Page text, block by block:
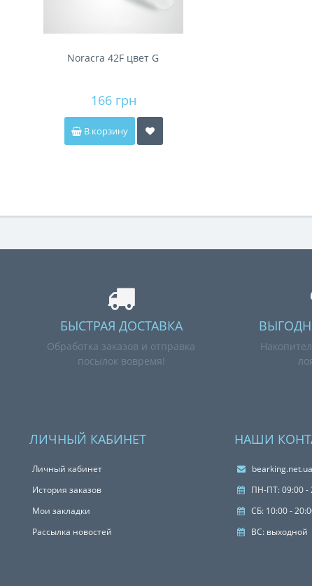
Noracra 42F цвет G
166 грн
В корзину
БЫСТРАЯ ДОСТАВКА
Обработка заказов и отправка
посылок вовремя!
ЛИЧНЫЙ КАБИНЕТ
Личный кабинет
История заказов
Мои закладки
Рассылка новостей
НАШИ
ПН-ПТ: 09:00 -
СБ: 10:00 -
ВС: выходной